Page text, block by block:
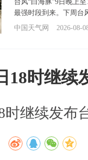
台风“白海豚”9日晚上
最强时段到来。下周台
中国天气网
2026-08-
18时继续
时继续发布